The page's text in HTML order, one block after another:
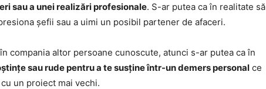
sau a unei realizări profesionale. S-ar putea ca în realitate să
șefii sau a uimi un posibil partener de afaceri.
compania altor persoane cunoscute, atunci s-ar putea ca în
sau rude pentru a te susține într-un demers personal ce
un proiect mai vechi.